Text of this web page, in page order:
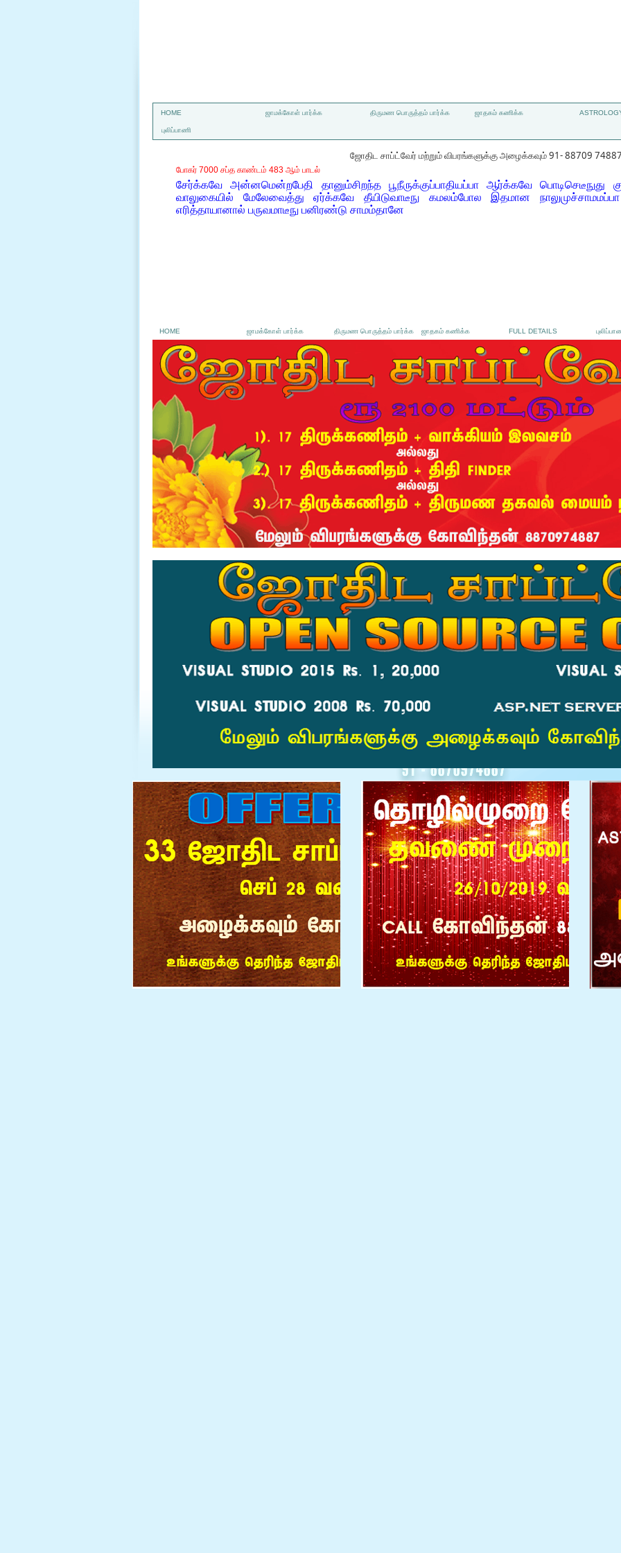
HOME ஜாமக்கோள் பார்க்க திருமண பொருத்தம் பார்க்க ஜாதகம் கணிக்க
புலிப்பாணி
ஜோதிட சாப்ட்வேர் மற்றும் விபரங்களுக்கு அழைக்கவும் 91- 88709
போகர் 7000 சப்த காண்டம் 483 ஆம் பாடல்
சேர்க்கவே அன்னமென்றபேதி தானும்சிறந்த பூநீருக்குப்பாதியப்பா ஆர்க்கவே பொடிசெடீநுது
வாலுகையில் மேலேவைத்து ஏர்க்கவே தீயிடுவாடீநு கமலம்போல இதமான
எரித்தாயானால் பருவமாடீநு பனிரண்டு சாமம்தானே
HOME ஜாமக்கோள் பார்க்க திருமண பொருத்தம் பார்க்க ஜாதகம் கணிக்க FULL DETAILS